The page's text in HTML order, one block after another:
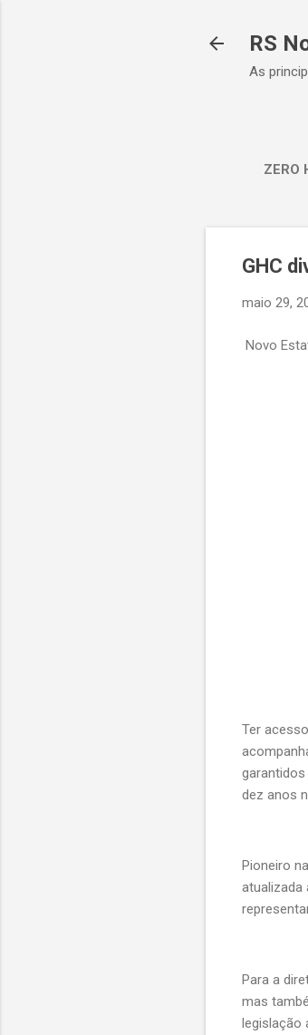
RS
As
ZERO
GHC
maio 29,
Novo
Ter
dez anos
Pioneiro
atualizada
Para a
mas
legislação